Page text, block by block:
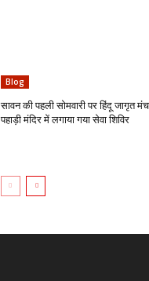
Blog
सावन की पहली सोमवारी पर हिंदू जागृत मंच
पहाड़ी मंदिर में लगाया गया सेवा शिविर